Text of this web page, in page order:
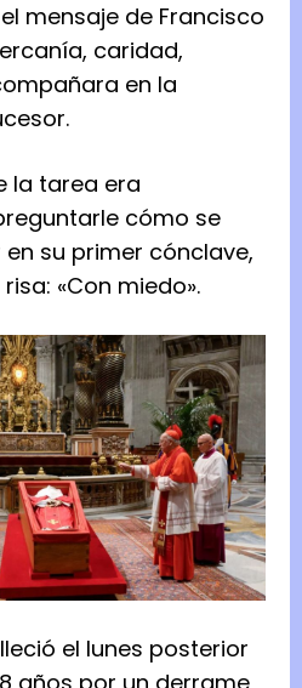
mensaje de Francisco
caridad,
en la
la tarea era
cómo se
su primer cónclave,
«Con miedo».
el lunes posterior